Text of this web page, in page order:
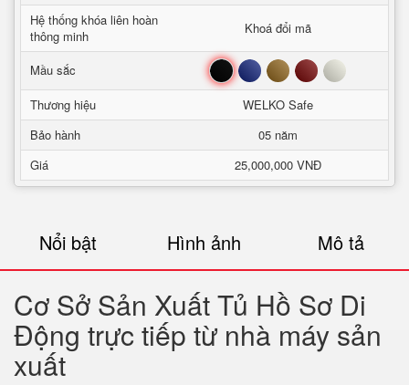
Hệ thống khóa liên hoàn
thông minh
Khoá đổi mã
Mầu sắc Đen Xanh Nâu Đỏ Trắng
Thương hiệu
WELKO Safe
Bảo hành
05 năm
Giá
25,000,000 VNĐ
Nổi bật Hình ảnh Mô tả
Cơ Sở Sản Xuất Tủ Hồ Sơ Di
Động trực tiếp từ nhà máy sản
xuất